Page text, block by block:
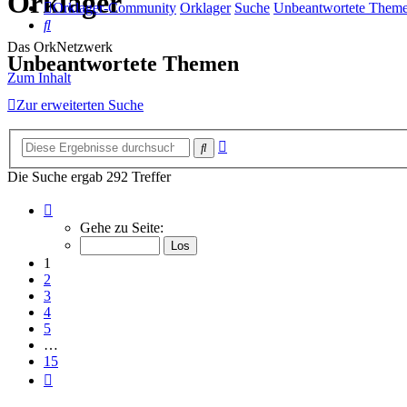
Das OrkNetzwerk
Zum Inhalt
Orklager-Community Orklager Suche Unbeantwortete
Suche
Unbeantwortete Themen
Zur erweiterten Suche
Suche
Die Suche ergab 292 Treffer
von
Gehe zu Seite:
1
2
3
4
5
…
15